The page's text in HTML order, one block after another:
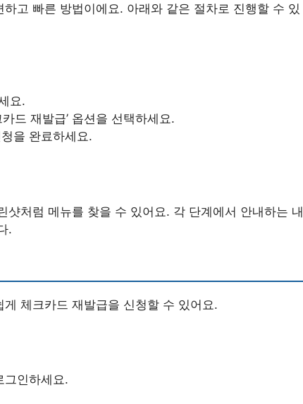
고 빠른 방법이에요. 아래와 같은 절차로 진행할 수 있
요.
카드 재발급’ 옵션을 선택하세요.
을 완료하세요.
샷처럼 메뉴를 찾을 수 있어요. 각 단계에서 안내하는 내
.
체크카드 재발급을 신청할 수 있어요.
그인하세요.